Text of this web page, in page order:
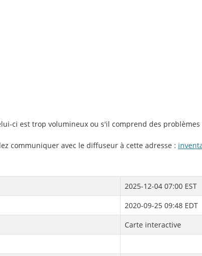
ci est trop volumineux ou s'il comprend des
communiquer avec le diffuseur à cette adresse :
2025-12-04 07:00 EST
2020-09-25 09:48 EDT
Carte interactive